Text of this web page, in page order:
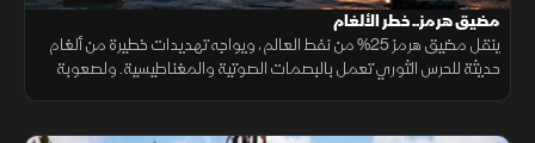
مضيق هرمز.. خطر الألغام
ينقل مضيق هرمز 25% من نفط العالم، ويواجه تهديدات خطيرة من ألغام
حديثة للحرس الثوري تعمل بالبصمات الصوتية والمغناطيسية. ولصعوبة